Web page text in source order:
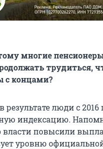
многие
трудиться,
с концами?
люди с 2016
индексацию.
власти повысили
уровню